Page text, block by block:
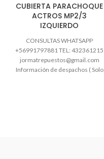
CUBIERTA PARACHOQUE
ACTROS MP2/3
IZQUIERDO
CONSULTAS WHATSAPP
+56991797881 TEL: 432361215
jormatrepuestos@gmail.com
Información de despachos ( Solo